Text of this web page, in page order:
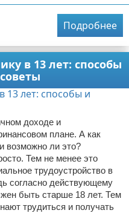
Подробнее
в 13 лет: способы
доходе и
плане. А как
возможно ли это?
Тем не менее это
трудоустройство в
согласно действующему
быть старше 18 лет. Тем
трудиться и получать